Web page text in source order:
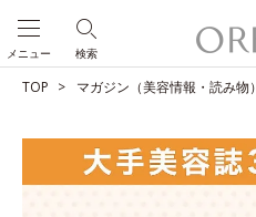
検索
メニュー
TOP マガジン（美容情報・読み物）